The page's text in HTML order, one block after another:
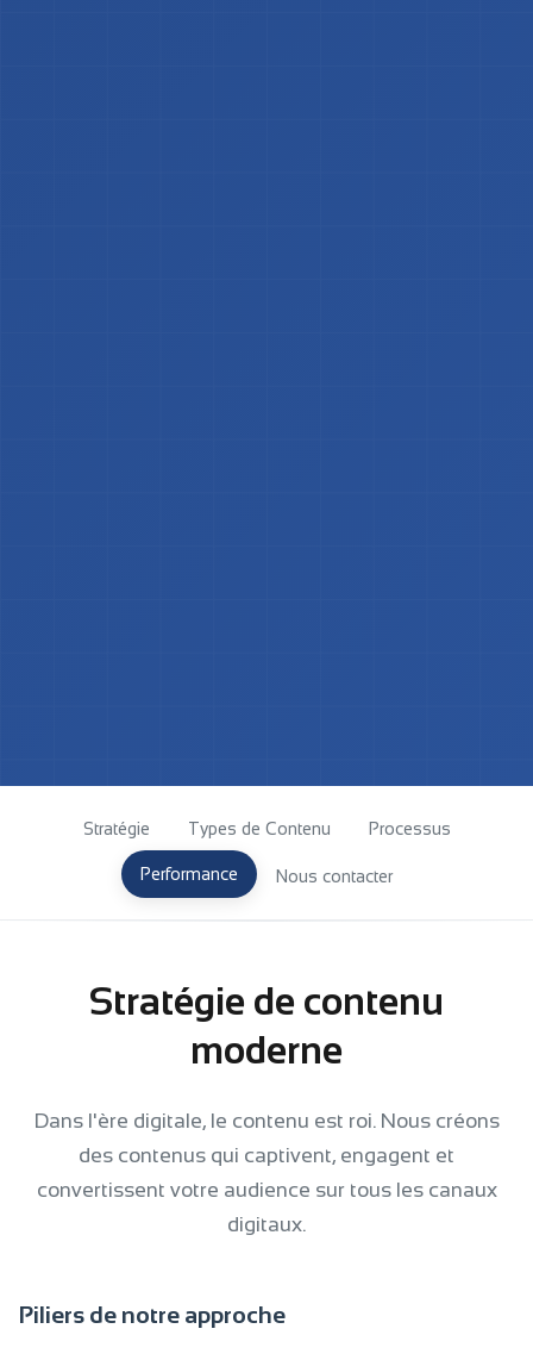
Stratégie Types de Contenu Processus
Performance Nous contacter
Stratégie de contenu
moderne
Dans l'ère digitale, le contenu est roi. Nous créons
des contenus qui captivent, engagent et
convertissent votre audience sur tous les canaux
digitaux.
Piliers de notre approche